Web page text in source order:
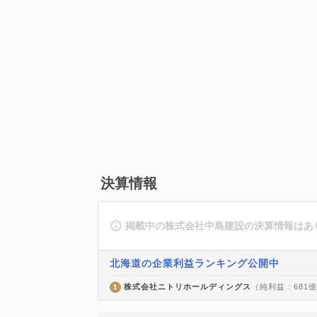
決算情報
掲載中の株式会社中島建設の決算情報はあ
北海道の企業利益ランキング公開中
1 株式会社ニトリホールディングス （純利益 : 681